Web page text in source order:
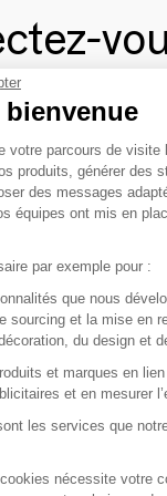
les
mieux de
préférées, créez-
produits de milliers
et sélections
votre parcours de visite
produits, générer des
des messages
équipes ont mis en
par exemple pour :
que nous
sourcing et la mise en
du design et
et marques en
et en mesurer
les services que
nécessite votre